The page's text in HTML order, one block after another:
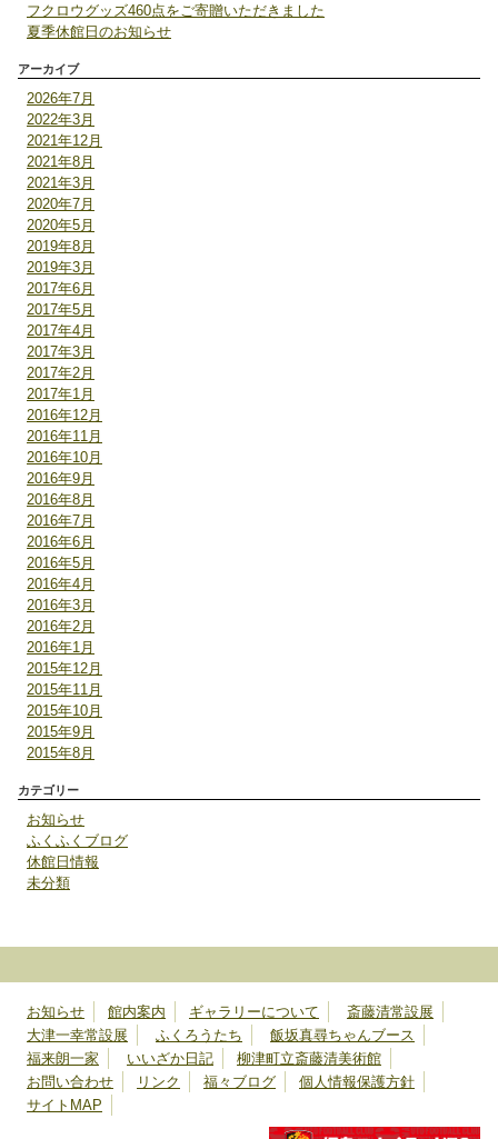
フクロウグッズ460点をご寄贈いただきました
夏季休館日のお知らせ
アーカイブ
2026年7月
2022年3月
2021年12月
2021年8月
2021年3月
2020年7月
2020年5月
2019年8月
2019年3月
2017年6月
2017年5月
2017年4月
2017年3月
2017年2月
2017年1月
2016年12月
2016年11月
2016年10月
2016年9月
2016年8月
2016年7月
2016年6月
2016年5月
2016年4月
2016年3月
2016年2月
2016年1月
2015年12月
2015年11月
2015年10月
2015年9月
2015年8月
カテゴリー
お知らせ
ふくふくブログ
休館日情報
未分類
お知らせ 館内案内 ギャラリーについて
斎藤清常設展
大津一幸常設展
ふくろうたち
飯坂真尋ちゃんブース
福来朗一家
いいざか日記
柳津町立斎藤清美術館
お問い合わせ
リンク 福々ブログ
個人情報保護方針
サイトMAP